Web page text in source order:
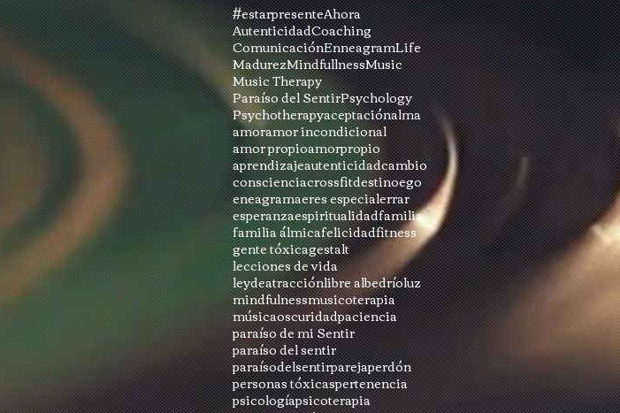
#estarpresenteAhora
AutenticidadCoaching
ComunicaciónEnneagramLife
MadurezMindfullnessMusic
Music Therapy
Paraíso del SentirPsychology
Psychotherapyaceptaciónalma
amoramor incondicional
amor propioamorpropio
aprendizajeautenticidadcambio
conscienciacrossfitdestinoego
eneagramaeres especialerrar
esperanzaespiritualidadfamilia
familia álmicafelicidadfitness
gente tóxicagestalt
lecciones de vida
leydeatracciónlibre albedríoluz
mindfulnessmusicoterapia
músicaoscuridadpaciencia
paraíso de mi Sentir
paraíso del sentir
paraísodelsentirparejaperdón
personas tóxicaspertenencia
psicologíapsicoterapia